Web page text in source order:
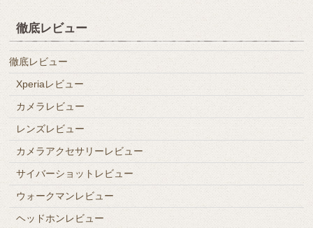
徹底レビュー
徹底レビュー
Xperiaレビュー
カメラレビュー
レンズレビュー
カメラアクセサリーレビュー
サイバーショットレビュー
ウォークマンレビュー
ヘッドホンレビュー